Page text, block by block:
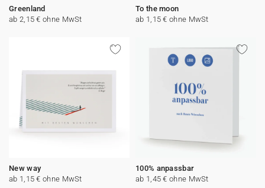
Greenland
ab 2,15 € ohne MwSt
To the moon
ab 1,15 € ohne MwSt
New way
ab 1,15 € ohne MwSt
100% anpassbar
ab 1,45 € ohne MwSt